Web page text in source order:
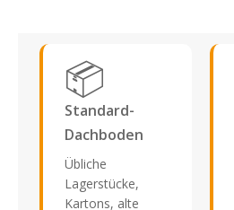
📦
Standard-
Dachboden
Übliche
Lagerstücke,
Kartons, alte